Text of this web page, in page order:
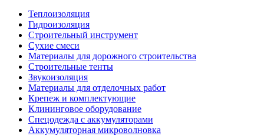
Теплоизоляция
Гидроизоляция
Строительный инструмент
Сухие смеси
Материалы для дорожного строительства
Строительные тенты
Звукоизоляция
Материалы для отделочных работ
Крепеж и комплектующие
Клининговое оборудование
Спецодежда с аккумуляторами
Аккумуляторная микроволновка